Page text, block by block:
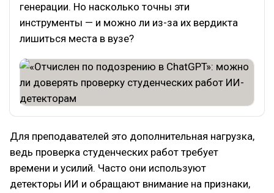
генерации. Но насколько точны эти
инструменты — и можно ли из-за их вердикта
лишиться места в вузе?
Для преподавателей это дополнительная нагрузка,
ведь проверка студенческих работ требует
времени и усилий. Часто они используют
детекторы ИИ и обращают внимание на признаки,